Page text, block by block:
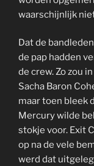
waarschijnlijk
Dat de
de pap hadden
de crew. Zo zou
Sacha Baron
maar toen bleek
Mercury wilde
stokje voor. Exit
op na de vele
werd dat